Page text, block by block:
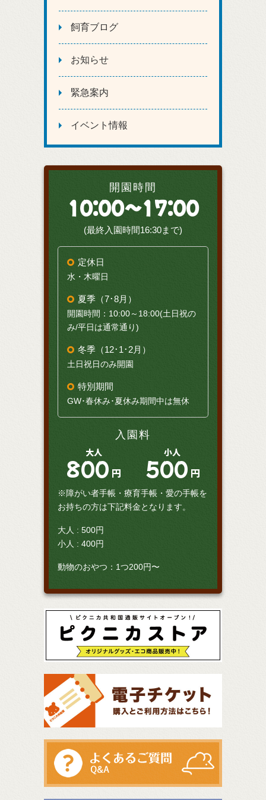
飼育ブログ
お知らせ
緊急案内
イベント情報
開園時間
10:00～17:00
(最終入園時間16:30まで)
定休日
水・木曜日
夏季（7･8月）
開園時間：10:00～18:00(土日祝の
み/平日は通常通り)
冬季（12･1･2月）
土日祝日のみ開園
特別期間
GW･春休み･夏休み期間中は無休
入園料
大人
800 円
小人
500 円
※障がい者手帳・療育手帳・愛の手帳を
お持ちの方は下記料金となります。
大人 : 500円
小人 : 400円
動物のおやつ：1つ200円〜